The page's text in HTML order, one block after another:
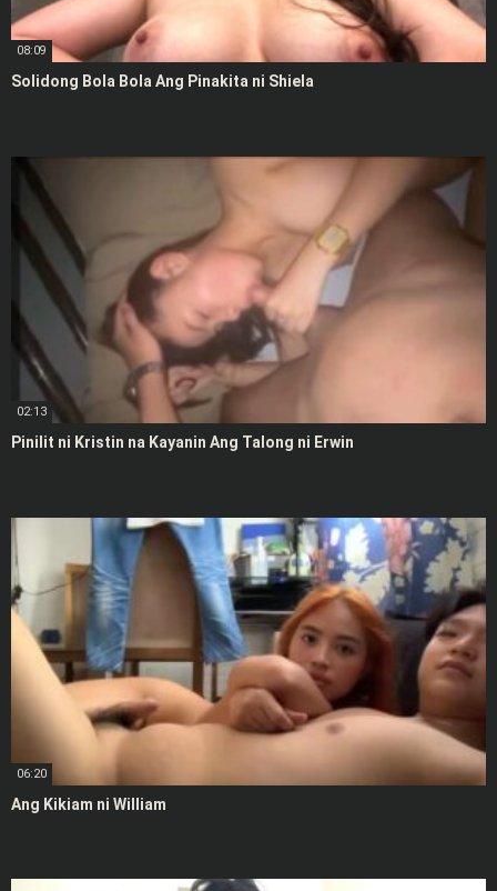
08:09
Solidong Bola Bola Ang Pinakita ni Shiela
02:13
Pinilit ni Kristin na Kayanin Ang Talong ni Erwin
06:20
Ang Kikiam ni William